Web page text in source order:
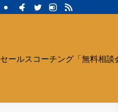
セールスコーチング「無料相談